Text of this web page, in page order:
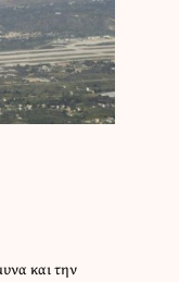
και την